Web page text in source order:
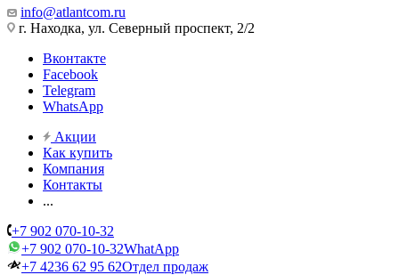
info@atlantcom.ru
г. Находка, ул. Северный проспект, 2/2
Вконтакте
Facebook
Telegram
WhatsApp
Акции
Как купить
Компания
Контакты
...
+7 902 070-10-32
+7 902 070-10-32WhatApp
+7 4236 62 95 62Отдел продаж